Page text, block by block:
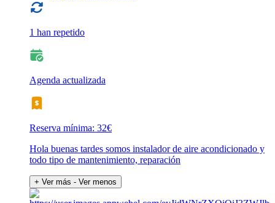
1 han repetido
Agenda actualizada
Reserva mínima: 32€
Hola buenas tardes somos instalador de aire acondicionado y
todo tipo de mantenimiento, reparación
+ Ver más - Ver menos